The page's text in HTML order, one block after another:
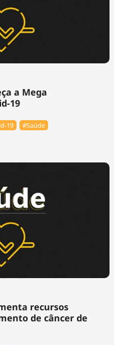
a Mega
19
19 #Saúde
recursos
de câncer de